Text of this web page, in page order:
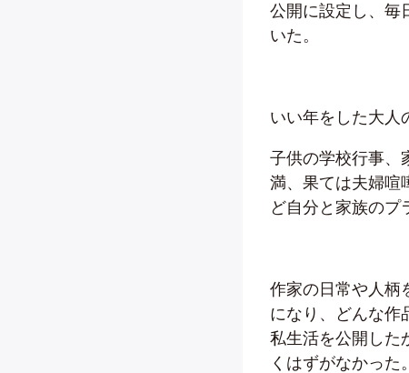
公開に設定し、毎
いた。
いい年をした大人
子供の学校行事、
満、果ては夫婦喧
ど自分と家族のプ
作家の日常や人柄
になり、どんな作
私生活を公開した
くはずがなかった。